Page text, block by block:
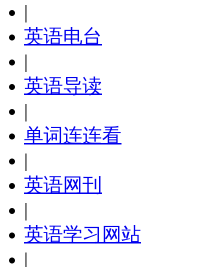
|
英语电台
|
英语导读
|
单词连连看
|
英语网刊
|
英语学习网站
|